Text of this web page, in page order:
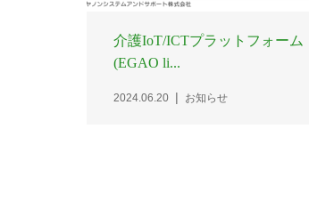
介護IoT/ICTプラットフォーム
(EGAO li...
2024.06.20 お知らせ